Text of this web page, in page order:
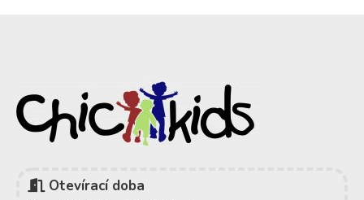
Otevírací doba